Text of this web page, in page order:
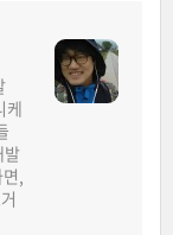
케
발
,